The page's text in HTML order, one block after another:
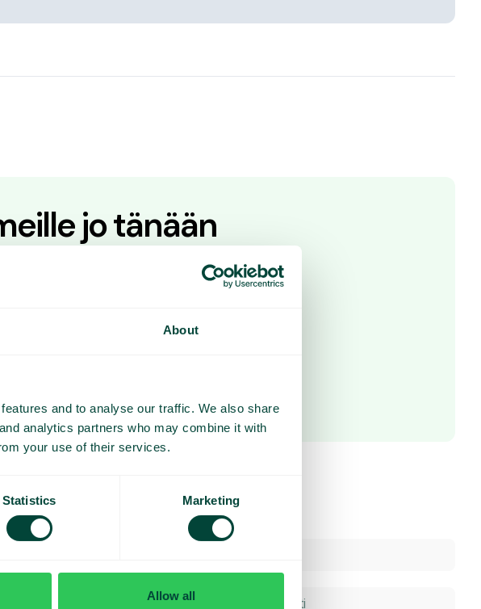
About
and to analyse our traffic. We also share
analytics partners who may combine it with
your use of their services.
Statistics Marketing
Allow all
jo tänään